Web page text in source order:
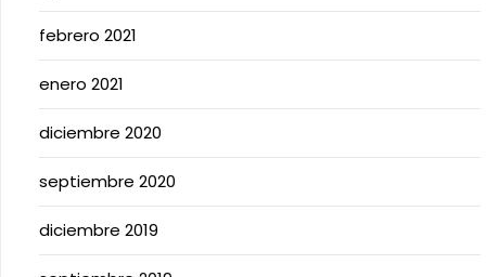
febrero 2021
enero 2021
diciembre 2020
septiembre 2020
diciembre 2019